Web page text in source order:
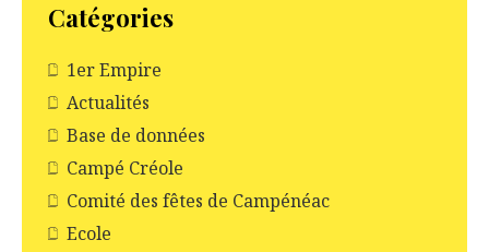
Catégories
1er Empire
Actualités
Base de données
Campé Créole
Comité des fêtes de Campénéac
Ecole